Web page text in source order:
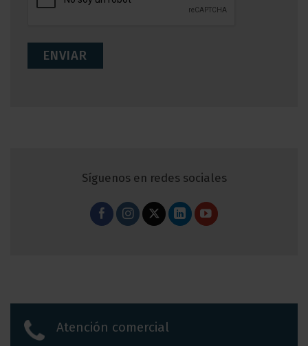
Síguenos en redes sociales
Atención comercial